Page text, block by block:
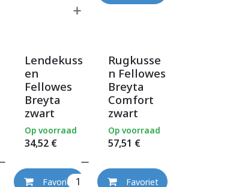
Lendekuss
en
Fellowes
Breyta
zwart
34,52€
Op voorraad
Favoriet
Rugkusse
n Fellowes
Breyta
Comfort
zwart
57,51 €
Op voorraad
Favoriet